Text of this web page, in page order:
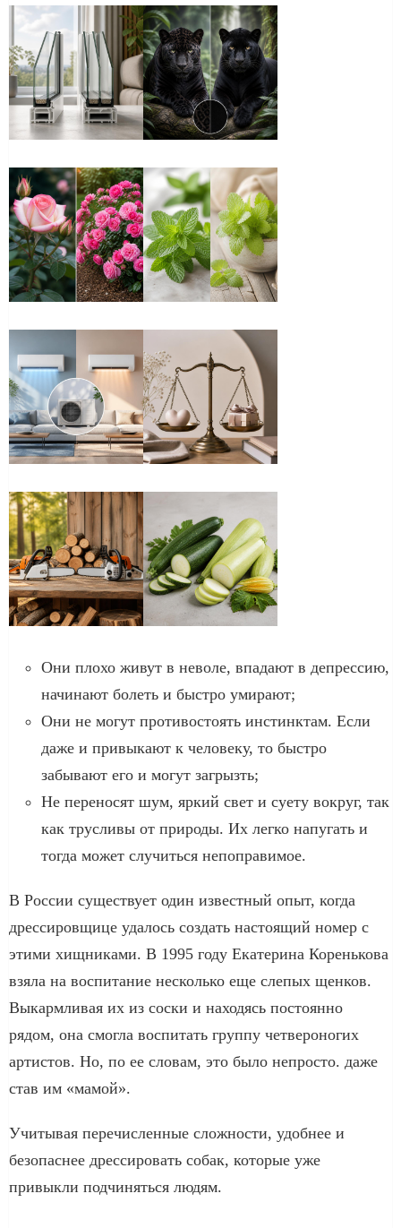
Они плохо живут в неволе, впадают в депрессию,
начинают болеть и быстро умирают;
Они не могут противостоять инстинктам. Если
даже и привыкают к человеку, то быстро
забывают его и могут загрызть;
Не переносят шум, яркий свет и суету вокруг, так
как трусливы от природы. Их легко напугать и
тогда может случиться непоправимое.
В России существует один известный опыт, когда
дрессировщице удалось создать настоящий номер с
этими хищниками. В 1995 году Екатерина Коренькова
взяла на воспитание несколько еще слепых щенков.
Выкармливая их из соски и находясь постоянно
рядом, она смогла воспитать группу четвероногих
артистов. Но, по ее словам, это было непросто. даже
став им «мамой».
Учитывая перечисленные сложности, удобнее и
безопаснее дрессировать собак, которые уже
привыкли подчиняться людям.